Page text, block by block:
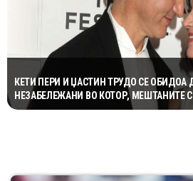
КЕТИ ПЕРИ И ЏАСТИН ТРУДО СЕ ОБИДОА
НЕЗАБЕЛЕЖАНИ ВО КОТОР, МЕШТАНИТЕ
„НИКОЈ НЕ БИ ГИ ПРЕПОЗНАЛ“